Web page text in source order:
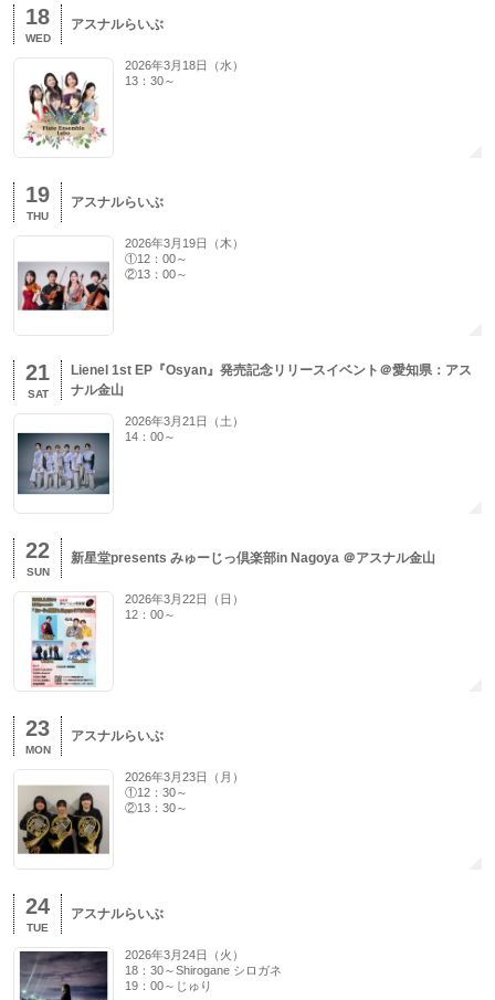
18
WED
アスナルらいぶ
2026年3月18日（水）
13：30～
19
THU
アスナルらいぶ
2026年3月19日（木）
①12：00～
②13：00～
21
SAT
Lienel 1st EP『Osyan』発売記念リリースイベント＠愛知県：アス
ナル金山
2026年3月21日（土）
14：00～
22
SUN
新星堂presents みゅーじっ倶楽部in Nagoya ＠アスナル金山
2026年3月22日（日）
12：00～
23
MON
アスナルらいぶ
2026年3月23日（月）
①12：30～
②13：30～
24
TUE
アスナルらいぶ
2026年3月24日（火）
18：30～Shirogane シロガネ
19：00～じゅり